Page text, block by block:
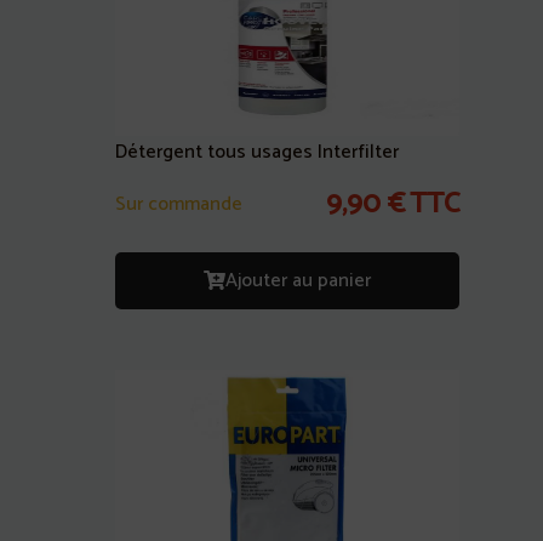
Détergent tous usages Interfilter
Sur commande
9,90€TTC
Ajouter au panier